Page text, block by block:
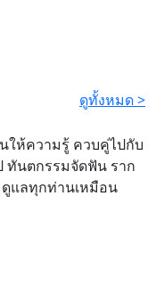
ดูทั้งหมด >
ให้ความรู้ ควบคู่ไปกับ
ทันตกรรมจัดฟัน ราก
ดูแลทุกท่านเหมือน